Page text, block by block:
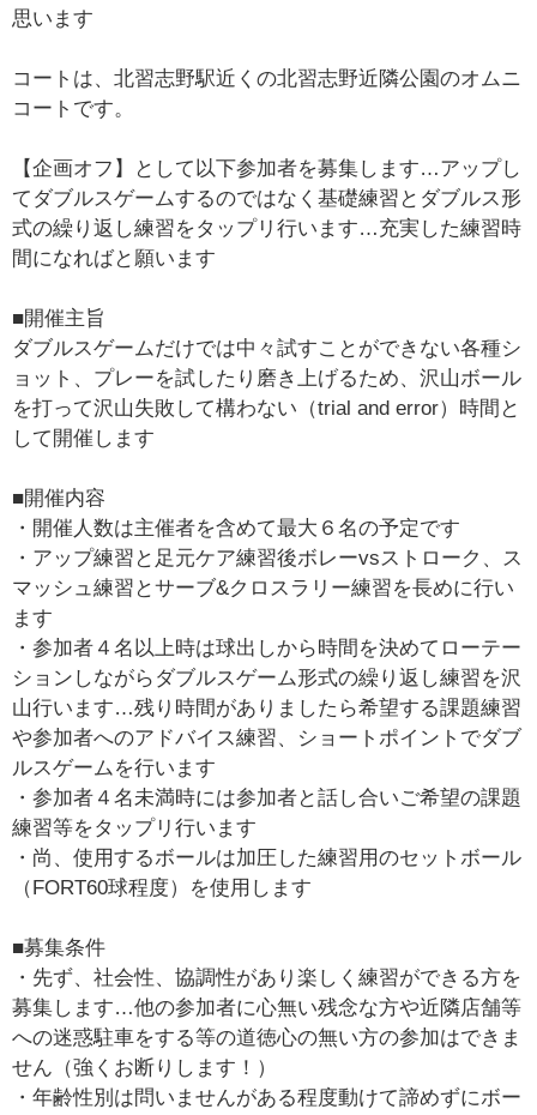
思います
コートは、北習志野駅近くの北習志野近隣公園のオムニ
コートです。
【企画オフ】として以下参加者を募集します…アップし
てダブルスゲームするのではなく基礎練習とダブルス形
式の繰り返し練習をタップリ行います…充実した練習時
間になればと願います
■開催主旨
ダブルスゲームだけでは中々試すことができない各種シ
ョット、プレーを試したり磨き上げるため、沢山ボール
を打って沢山失敗して構わない（trial and error）時間と
して開催します
■開催内容
・開催人数は主催者を含めて最大６名の予定です
・アップ練習と足元ケア練習後ボレーvsストローク、ス
マッシュ練習とサーブ&クロスラリー練習を長めに行い
ます
・参加者４名以上時は球出しから時間を決めてローテー
ションしながらダブルスゲーム形式の繰り返し練習を沢
山行います…残り時間がありましたら希望する課題練習
や参加者へのアドバイス練習、ショートポイントでダブ
ルスゲームを行います
・参加者４名未満時には参加者と話し合いご希望の課題
練習等をタップリ行います
・尚、使用するボールは加圧した練習用のセットボール
（FORT60球程度）を使用します
■募集条件
・先ず、社会性、協調性があり楽しく練習ができる方を
募集します…他の参加者に心無い残念な方や近隣店舗等
への迷惑駐車をする等の道徳心の無い方の参加はできま
せん（強くお断りします！）
・年齢性別は問いませんがある程度動けて諦めずにボー